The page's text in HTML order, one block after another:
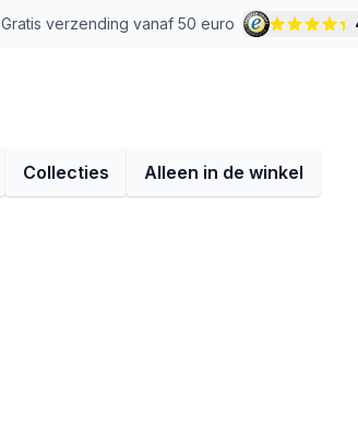
Gratis verzending vanaf 50 euro
Collecties Alleen in de winkel